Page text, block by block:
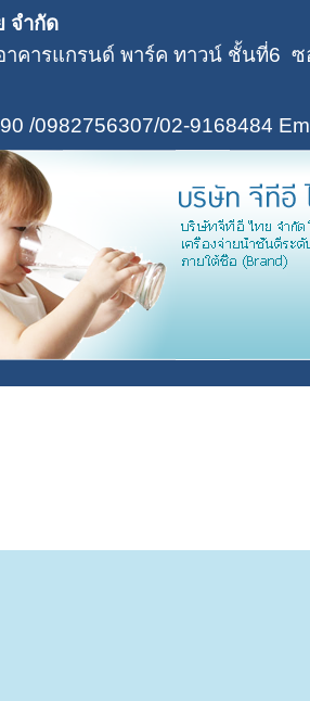
จำกัด
าคารแกรนด์ พาร์ค ทาวน์ ชั้นที่6
/0982756307/02-9168484